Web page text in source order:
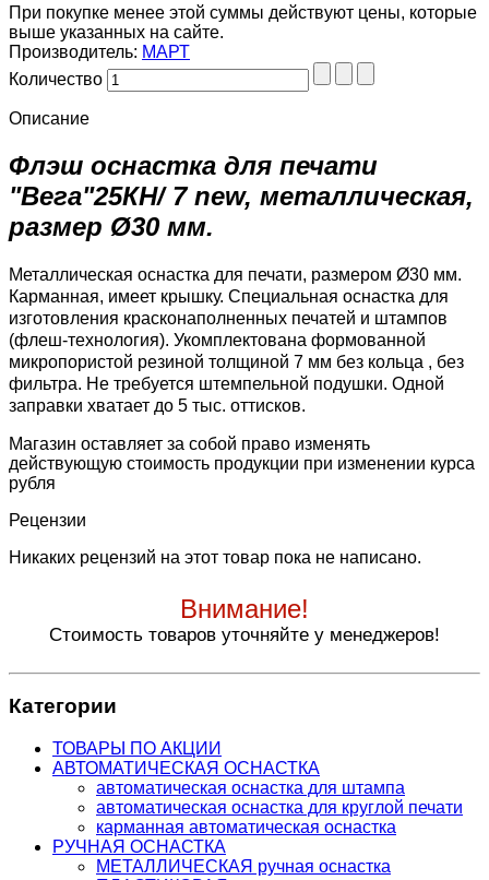
При покупке менее этой суммы действуют цены, которые
выше указанных на сайте.
Производитель: МАРТ
Количество
Описание
Флэш оснастка для печати
"Вега"25КН/ 7 new, металлическая,
размер Ø30 мм.
Металлическая оснастка для печати, размером Ø30 мм.
Карманная, имеет крышку. Специальная оснастка для
изготовления красконаполненных печатей и штампов
(флеш-технология). Укомплектована формованной
микропористой резиной толщиной 7 мм без кольца , без
фильтра. Не требуется штемпельной подушки. Одной
заправки хватает до 5 тыс. оттисков.
Магазин оставляет за собой право изменять
действующую стоимость продукции при изменении курса
рубля
Рецензии
Никаких рецензий на этот товар пока не написано.
Внимание!
Стоимость товаров уточняйте у менеджеров!
Категории
ТОВАРЫ ПО АКЦИИ
АВТОМАТИЧЕСКАЯ ОСНАСТКА
автоматическая оснастка для штампа
автоматическая оснастка для круглой печати
карманная автоматическая оснастка
РУЧНАЯ ОСНАСТКА
МЕТАЛЛИЧЕСКАЯ ручная оснастка